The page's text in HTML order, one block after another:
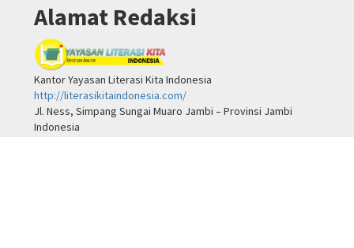
Alamat Redaksi
Kantor Yayasan Literasi Kita Indonesia
http://literasikitaindonesia.com/
Jl. Ness, Simpang Sungai Muaro Jambi – Provinsi Jambi
Indonesia